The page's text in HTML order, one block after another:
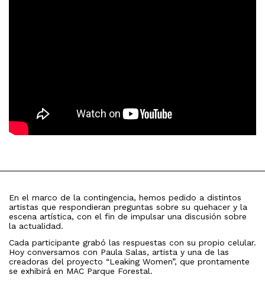
En el marco de la contingencia, hemos pedido a distintos
artistas que respondieran preguntas sobre su quehacer y la
escena artística, con el fin de impulsar una discusión sobre
la actualidad.
Cada participante grabó las respuestas con su propio celular.
Hoy conversamos con Paula Salas, artista y una de las
creadoras del proyecto “Leaking Women”, que prontamente
se exhibirá en MAC Parque Forestal.